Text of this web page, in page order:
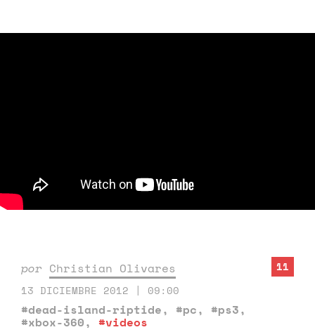
por Christian Olivares
13 DICIEMBRE 2012 | 09:00
#dead-island-riptide, #pc, #ps3,
#xbox-360, #videos
11